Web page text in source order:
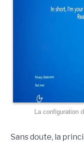
La configuration
Sans doute, la